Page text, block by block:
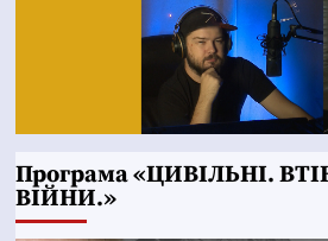
Програма «ЦИВІЛЬНІ.
ВІЙНИ.»